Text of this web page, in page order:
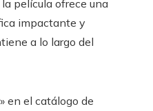
película ofrece una
impactante y
a lo largo del
en el catálogo de